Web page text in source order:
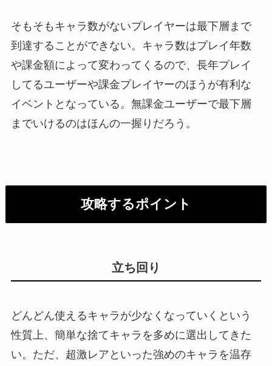
そもそもキャラ数がないプレイヤーは最下層まで
到達することができない。キャラ数はプレイ年数
や課金額によって変わってくるので、長年プレイ
してるユーザーや課金プレイヤーのほうが有利な
イベントとなっている。無課金ユーザーで最下層
までいけるのはほんの一握りだろう。
攻略するポイント
立ち回り
どんどん使えるキャラが少なくなっていくという
性質上、簡単な捨てキャラを多めに選出してきた
い。ただ、超激レアといった強めのキャラを温存